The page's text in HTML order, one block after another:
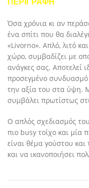
ΠΕΡΙΓΡΑΦΉ
Όσα χρόνια κι αν
ένα σπίτι που θα
«Livorno». Απλό, λιτό
χώρο, συμβαδίζει με
ανάγκες σας. Αποτελεί
προσεγμένο συνδυασμό
την αξία του στα ύψη.
συμβάλει πρωτίστως
Ο απλός σχεδιασμός
πιο busy τοίχο και
είναι θέμα γούστου
και να ικανοποιήσει